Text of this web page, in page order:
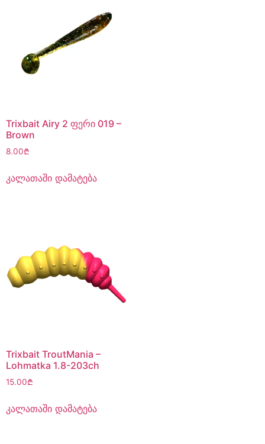
Trixbait Airy 2 ფერი 019 –
Brown
8.00₾
კალათაში დამატება
Trixbait TroutMania –
Lohmatka 1.8-203ch
15.00₾
კალათაში დამატება